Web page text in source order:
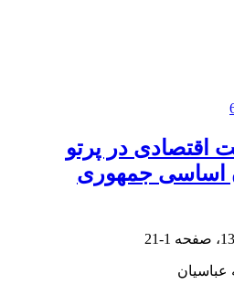
اقتصادی در پرتو
اساسی جمهوری
1-21
عباسیان